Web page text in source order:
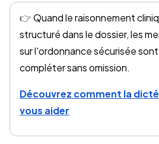
👉Quand le raisonnement
structuré dans le dossier, les
sur l'ordonnance sécurisée sont
compléter sans omission.
Découvrez comment la
vous aider